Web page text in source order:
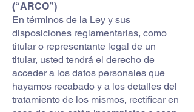
(“ARCO”)
En términos de la Ley y sus
disposiciones reglamentarias, como
titular o representante legal de un
titular, usted tendrá el derecho de
acceder a los datos personales que
hayamos recabado y a los detalles del
tratamiento de los mismos, rectificar en